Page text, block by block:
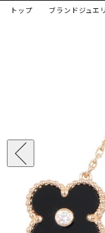
トップ ブランドジュエ